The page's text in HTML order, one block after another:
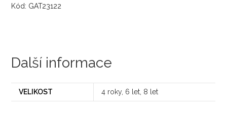
Kód: GAT23122
Další informace
VELIKOST 4 roky, 6 let, 8 let